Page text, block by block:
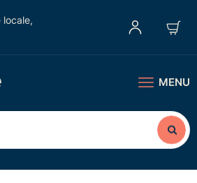
locale,
MENU